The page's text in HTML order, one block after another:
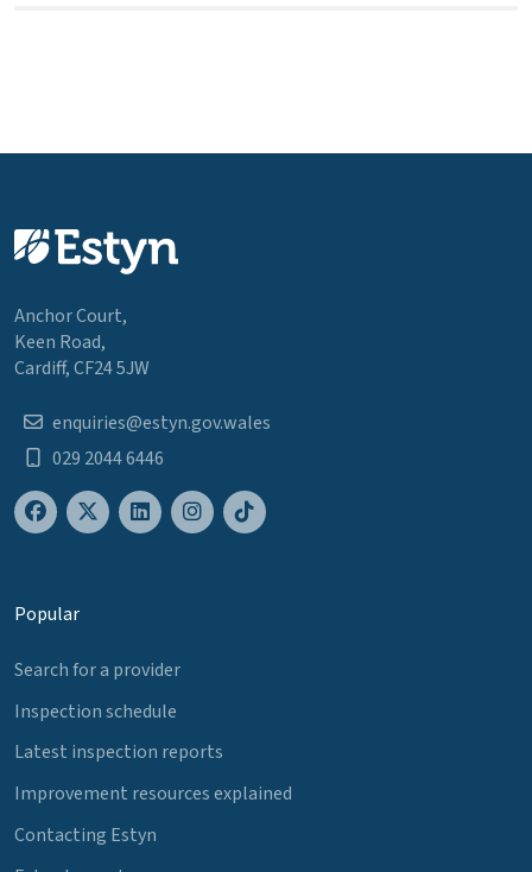
Anchor Court,
Keen Road,
Cardiff, CF24 5JW
enquiries@estyn.gov.wales
029 2044 6446
Popular
Search for a provider
Inspection schedule
Latest inspection reports
Improvement resources explained
Contacting Estyn